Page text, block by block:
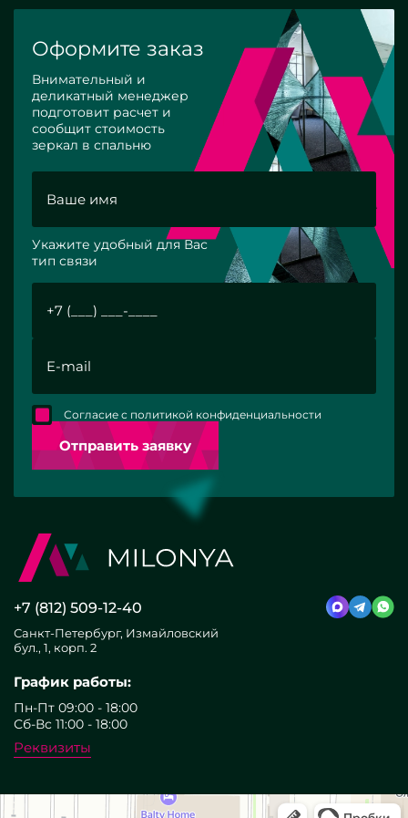
Оформите заказ
Внимательный и
деликатный менеджер
подготовит расчет и
сообщит стоимость
зеркал в спальню
Укажите удобный для Вас
тип связи
Отправить заявку
Согласие с политикой конфиденциальности
+7 (812) 509-12-40
Санкт-Петербург, Измайловский
бул., 1, корп. 2
График работы:
Пн-Пт 09:00 - 18:00
Сб-Вс 11:00 - 18:00
Реквизиты